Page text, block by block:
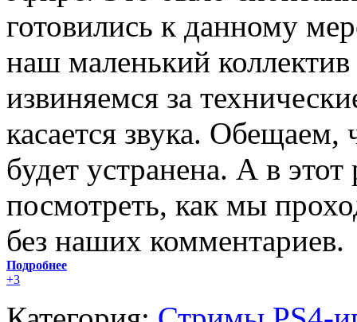
готовились к данному
наш маленький
извиняемся за
касается звука.
будет устранена. А в
посмотреть, как мы
без наших комментариев.
Подробнее
+3